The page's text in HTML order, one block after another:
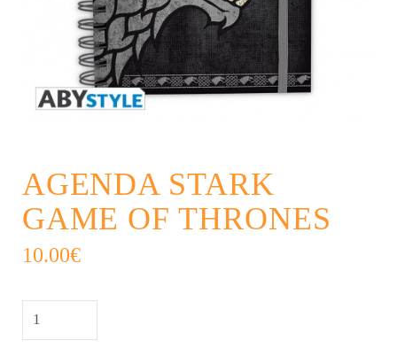
AGENDA STARK
GAME OF THRONES
10.00€
AGENDA
STARK